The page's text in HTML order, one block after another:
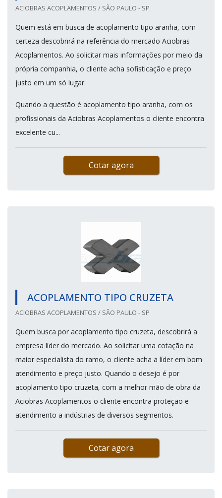
ACIOBRAS ACOPLAMENTOS / SÃO PAULO - SP
Quem está em busca de acoplamento tipo aranha, com
certeza descobrirá na referência do mercado Aciobras
Acoplamentos. Ao solicitar mais informações por meio da
própria companhia, o cliente acha sofisticação e preço
justo em um só lugar.
Quando a questão é acoplamento tipo aranha, com os
profissionais da Aciobras Acoplamentos o cliente encontra
excelente cu...
Cotar agora
ACOPLAMENTO TIPO CRUZETA
ACIOBRAS ACOPLAMENTOS / SÃO PAULO - SP
Quem busca por acoplamento tipo cruzeta, descobrirá a
empresa líder do mercado. Ao solicitar uma cotação na
maior especialista do ramo, o cliente acha a líder em bom
atendimento e preço justo. Quando o desejo é por
acoplamento tipo cruzeta, com a melhor mão de obra da
Aciobras Acoplamentos o cliente encontra proteção e
atendimento a indústrias de diversos segmentos.
Cotar agora